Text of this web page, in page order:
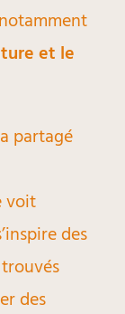
et le
partagé
voit
des
des